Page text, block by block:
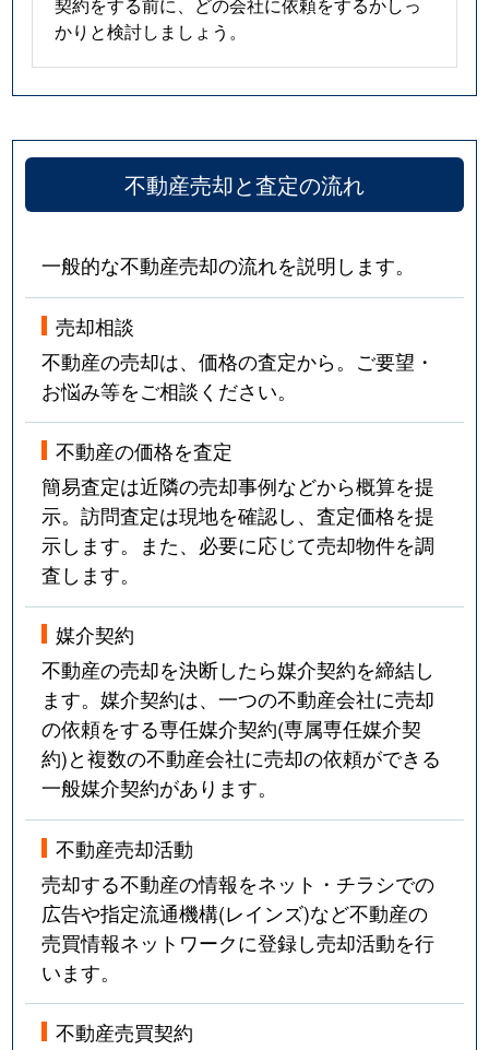
かりと検討しましょう。
不動産売却と査定の流れ
一般的な不動産売却の流れを説明します。
売却相談
不動産の売却は、価格の査定から。ご要望・
お悩み等をご相談ください。
不動産の価格を査定
簡易査定は近隣の売却事例などから概算を提
示。訪問査定は現地を確認し、査定価格を提
示します。また、必要に応じて売却物件を調
査します。
媒介契約
不動産の売却を決断したら媒介契約を締結し
ます。媒介契約は、一つの不動産会社に売却
の依頼をする専任媒介契約(専属専任媒介契
約)と複数の不動産会社に売却の依頼ができる
一般媒介契約があります。
不動産売却活動
売却する不動産の情報をネット・チラシでの
広告や指定流通機構(レインズ)など不動産の
売買情報ネットワークに登録し売却活動を行
います。
不動産売買契約